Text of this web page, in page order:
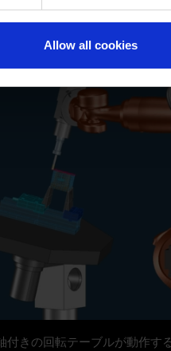
Allow all cookies
付きの回転テーブルが動作す